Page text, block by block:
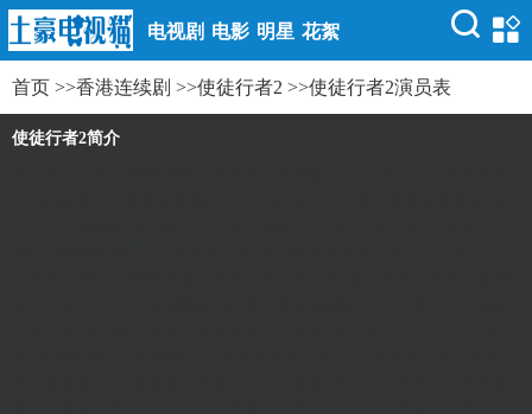
电视剧 电影 明星 花絮
首页 >>香港连续剧 >>使徒行者2 >>使徒行者2演员表
使徒行者2简介